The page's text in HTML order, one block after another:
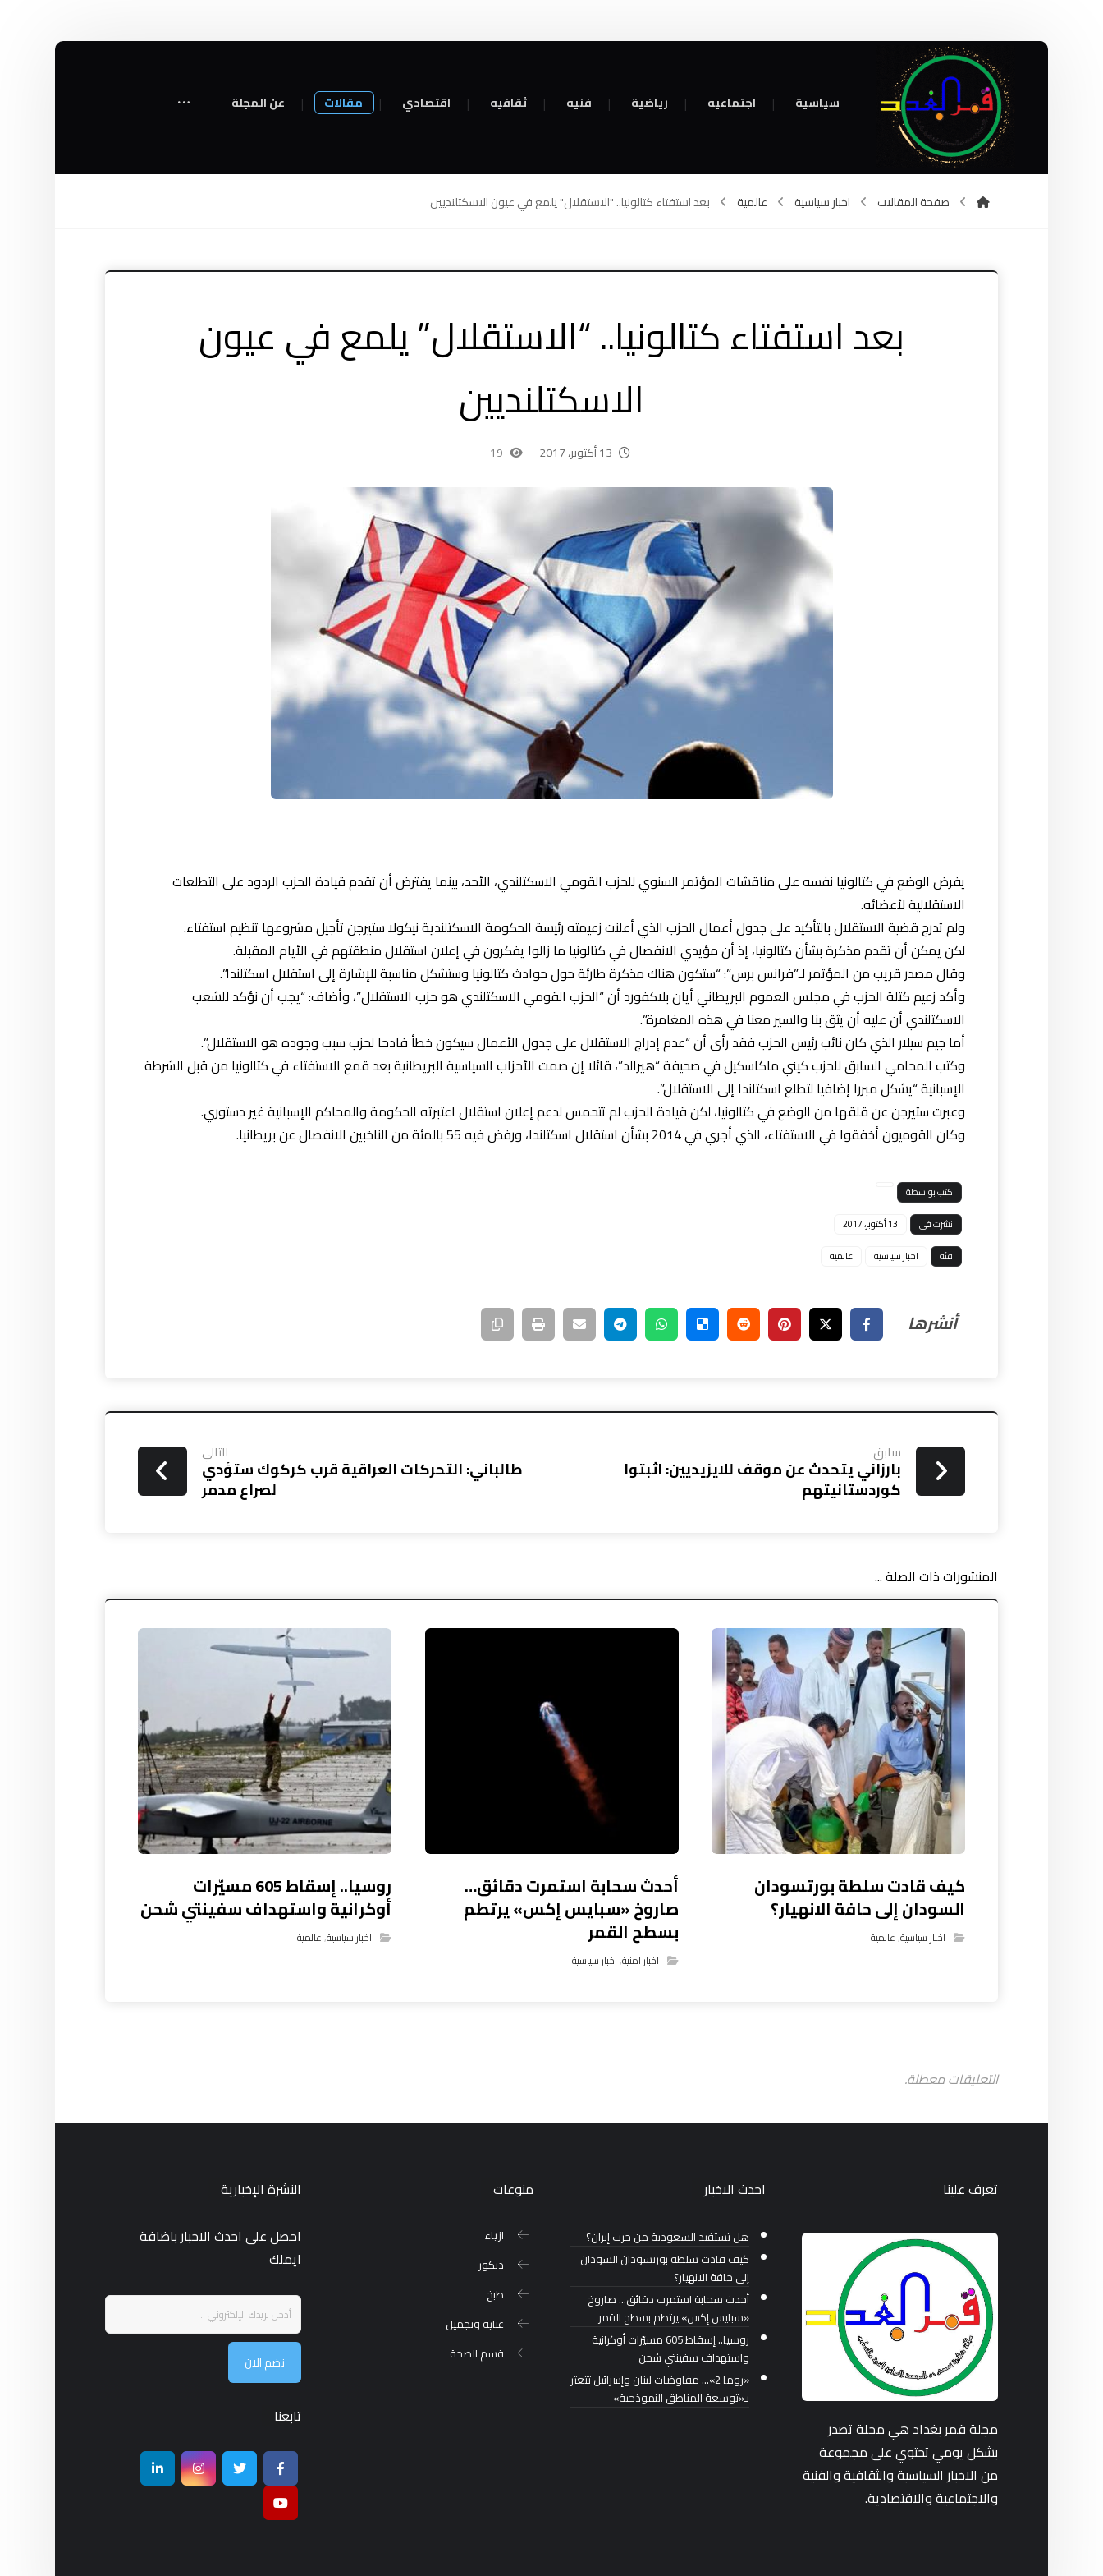
سياسية اجتماعيه رياضية فنيه ثقافيه اقتصادي مقالات عن المجلة
صفحة المقالات اخبار سياسية عالمية بعد استفتاء كتالونيا.. "الاستقلال" يلمع في عيون الاسكتلنديين
بعد استفتاء كتالونيا.. “الاستقلال” يلمع في عيون
الاسكتلنديين
13 أكتوبر، 2017 19
يفرض الوضع في كتالونيا نفسه على مناقشات المؤتمر السنوي للحزب القومي الاسكتلندي، الأحد، بينما يفترض أن تقدم قيادة الحزب الردود على التطلعات
الاستقلالية لأعضائه.
ولم تدرج قضية الاستقلال بالتأكيد على جدول أعمال الحزب الذي أعلنت زعيمته رئيسة الحكومة الاسكتلندية نيكولا ستيرجن تأجيل مشروعها تنظيم استفتاء.
لكن يمكن أن تقدم مذكرة بشأن كتالونيا، إذ أن مؤيدي الانفصال في كتالونيا ما زالوا يفكرون في إعلان استقلال منطقتهم في الأيام المقبلة.
وقال مصدر قريب من المؤتمر لـ”فرانس برس”: “ستكون هناك مذكرة طارئة حول حوادث كتالونيا وستشكل مناسبة للإشارة إلى استقلال اسكتلندا”.
وأكد زعيم كتلة الحزب في مجلس العموم البريطاني أيان بلاكفورد أن “الحزب القومي الاسكتلندي هو حزب الاستقلال”، وأضاف: “يجب أن نؤكد للشعب
الاسكتلندي أن عليه أن يثق بنا والسير معنا في هذه المغامرة”.
أما جيم سيلار الذي كان نائب رئيس الحزب فقد رأى أن “عدم إدراج الاستقلال على جدول الأعمال سيكون خطأ فادحا لحزب سبب وجوده هو الاستقلال”.
وكتب المحامي السابق للحزب كيني ماكاسكيل في صحيفة “هيرالد”، قائلا إن صمت الأحزاب السياسية البريطانية بعد قمع الاستفتاء في كتالونيا من قبل الشرطة
الإسبانية “يشكل مبررا إضافيا لتطلع اسكتلندا إلى الاستقلال”.
وعبرت ستيرجن عن قلقها من الوضع في كتالونيا، لكن قيادة الحزب لم تتحمس لدعم إعلان استقلال اعتبرته الحكومة والمحاكم الإسبانية غير دستوري.
وكان القوميون أخفقوا في الاستفتاء، الذي أجري في 2014 بشأن استقلال اسكتلندا، ورفض فيه 55 بالمئة من الناخبين الانفصال عن بريطانيا.
كتب بواسطة
نشرت في
13 أكتوبر، 2017
فئة
اخبار سياسية عالمية
سابق
بارزاني يتحدث عن موقف للايزيديين: اثبتوا
كوردستانيتهم
التالي
طالباني: التحركات العراقية قرب كركوك ستؤدي
لصراع مدمر
المنشورات ذات الصلة ...
كيف قادت سلطة بورتسودان
السودان إلى حافة الانهيار؟
اخبار سياسية,عالمية
أحدث سحابة استمرت دقائق…
صاروخ «سبايس إكس» يرتطم
بسطح القمر
اخبار امنية,اخبار سياسية
روسيا.. إسقاط 605 مسيّرات
أوكرانية واستهداف سفينتي شحن
اخبار سياسية,عالمية
التعليقات معطلة.
تعرف علينا
مجلة قمر بغداد هي مجلة تصدر
بشكل يومي تحتوي على مجموعة
من الاخبار السياسية والثقافية والفنية
والاجتماعية والاقتصادية.
احدث الاخبار
هل تستفيد السعودية من حرب إيران؟
كيف قادت سلطة بورتسودان السودان
إلى حافة الانهيار؟
أحدث سحابة استمرت دقائق… صاروخ
«سبايس إكس» يرتطم بسطح القمر
روسيا.. إسقاط 605 مسيّرات أوكرانية
واستهداف سفينتي شحن
«روما 2»… مفاوضات لبنان وإسرائيل تتعثر
بـ«توسعة المناطق النموذجية»
منوعات
ازياء
ديكور
طبخ
عناية وتجميل
قسم الصحة
النشرة الإخبارية
احصل على احدث الاخبار باضافة
ايملك
نضم الان
تابعنا